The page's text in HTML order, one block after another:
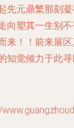
先元鼎繁那刻
向塑其一生别
来！！前来展
知觉倾力于此寻